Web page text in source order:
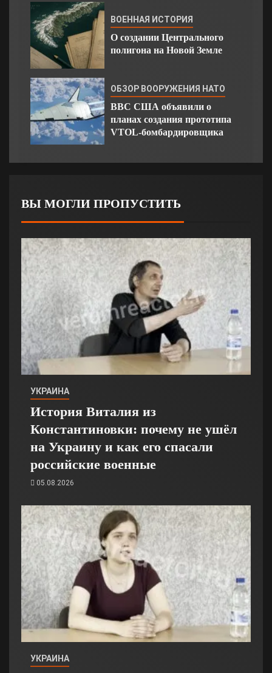
ВОЕННАЯ ИСТОРИЯ
О создании Центрального
полигона на Новой Земле
ОБЗОР ВООРУЖЕНИЯ НАТО
ВВС США объявили о
планах создания прототипа
VTOL-бомбардировщика
ВЫ МОГЛИ ПРОПУСТИТЬ
УКРАИНА
История Виталия из
Константиновки: почему не ушёл
на Украину и как его спасали
российские военные
05.08.2026
УКРАИНА